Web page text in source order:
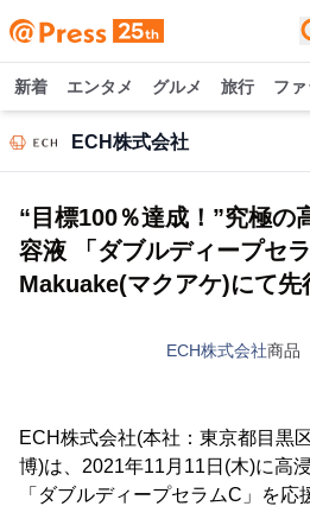
新着 エンタメ グルメ 旅行 フ
ECH株式会社
“目標100％達成！”究極の
容液 「ダブルディープセ
Makuake(マクアケ)にて先
ECH株式会社商品
ECH株式会社(本社：東京都目黒
博)は、2021年11月11日(木)に高
「ダブルディープセラムC」を応